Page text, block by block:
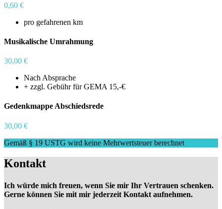
0,60 €
pro gefahrenen km
Musikalische Umrahmung
30,00 €
Nach Absprache
+ zzgl. Gebühr für GEMA 15,-€
Gedenkmappe Abschiedsrede
30,00 €
Gemäß § 19 USTG wird keine Mehrwertsteuer berechnet
Kontakt
Ich würde mich freuen, wenn Sie mir Ihr Vertrauen schenken.
Gerne können Sie mit mir jederzeit Kontakt aufnehmen.